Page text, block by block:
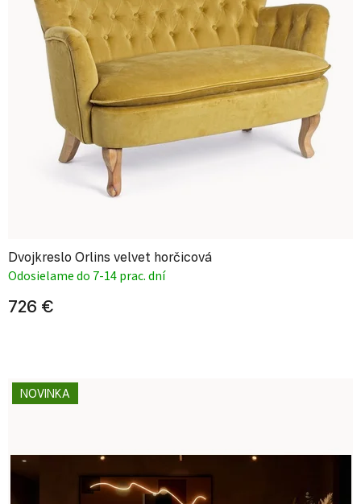
Dvojkreslo Orlins velvet horčicová
Odosielame do 7-14 prac. dní
726 €
NOVINKA